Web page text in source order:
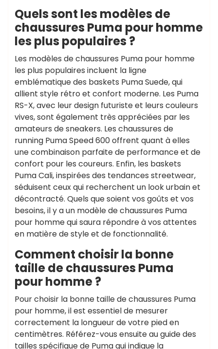
Quels sont les modèles de
chaussures Puma pour homme
les plus populaires ?
Les modèles de chaussures Puma pour homme
les plus populaires incluent la ligne
emblématique des baskets Puma Suede, qui
allient style rétro et confort moderne. Les Puma
RS-X, avec leur design futuriste et leurs couleurs
vives, sont également très appréciées par les
amateurs de sneakers. Les chaussures de
running Puma Speed 600 offrent quant à elles
une combinaison parfaite de performance et de
confort pour les coureurs. Enfin, les baskets
Puma Cali, inspirées des tendances streetwear,
séduisent ceux qui recherchent un look urbain et
décontracté. Quels que soient vos goûts et vos
besoins, il y a un modèle de chaussures Puma
pour homme qui saura répondre à vos attentes
en matière de style et de fonctionnalité.
Comment choisir la bonne
taille de chaussures Puma
pour homme ?
Pour choisir la bonne taille de chaussures Puma
pour homme, il est essentiel de mesurer
correctement la longueur de votre pied en
centimètres. Référez-vous ensuite au guide des
tailles spécifique de Puma qui indique la